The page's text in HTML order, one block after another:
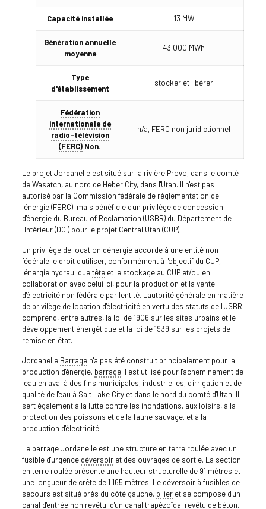
Capacité installée 13 MW
Génération annuelle
moyenne
43 000 MWh
Type
d'établissement
stocker et libérer
Fédération
internationale de
radio-télévision
(FERC) Non.
n/a, FERC non juridictionnel
Le projet Jordanelle est situé sur la rivière Provo, dans le comté
de Wasatch, au nord de Heber City, dans l'Utah. Il n'est pas
autorisé par la Commission fédérale de réglementation de
l'énergie (FERC), mais bénéficie d'un privilège de concession
d'énergie du Bureau of Reclamation (USBR) du Département de
l'Intérieur (DOI) pour le projet Central Utah (CUP).
Un privilège de location d'énergie accorde à une entité non
fédérale le droit d'utiliser, conformément à l'objectif du CUP,
l'énergie hydrauliquetêteet le stockage au CUP et/ou en
collaboration avec celui-ci, pour la production et la vente
d'électricité non fédérale par l'entité. L'autorité générale en matière
de privilège de location d'électricité en vertu des statuts de l'USBR
comprend, entre autres, la loi de 1906 sur les sites urbains et le
développement énergétique et la loi de 1939 sur les projets de
remise en état.
Jordanelle Barragen'a pas été construit principalement pour la
production d'énergie. barrageIl est utilisé pour l'acheminement de
l'eau en aval à des fins municipales, industrielles, d'irrigation et de
qualité de l'eau à Salt Lake City et dans le nord du comté d'Utah. Il
sert également à la lutte contre les inondations, aux loisirs, à la
protection des poissons et de la faune sauvage, et à la
production d'électricité.
Le barrage Jordanelle est une structure en terre roulée avec un
fusible d'urgence déversoiret des ouvrages de sortie. La section
en terre roulée présente une hauteur structurelle de 91 mètres et
une longueur de crête de 1 165 mètres. Le déversoir à fusibles de
secours est situé près du côté gauche. pilieret se compose d'un
canal d'entrée non revêtu, d'un canal trapézoïdal revêtu de béton,